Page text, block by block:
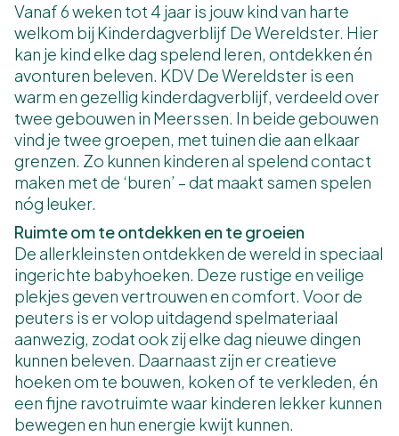
Vanaf 6 weken tot 4 jaar is jouw kind van harte
welkom bij Kinderdagverblijf De Wereldster. Hier
kan je kind elke dag spelend leren, ontdekken én
avonturen beleven. KDV De Wereldster is een
warm en gezellig kinderdagverblijf, verdeeld over
twee gebouwen in Meerssen. In beide gebouwen
vind je twee groepen, met tuinen die aan elkaar
grenzen. Zo kunnen kinderen al spelend contact
maken met de ‘buren’ – dat maakt samen spelen
nóg leuker.
Ruimte om te ontdekken en te groeien
De allerkleinsten ontdekken de wereld in speciaal
ingerichte babyhoeken. Deze rustige en veilige
plekjes geven vertrouwen en comfort. Voor de
peuters is er volop uitdagend spelmateriaal
aanwezig, zodat ook zij elke dag nieuwe dingen
kunnen beleven. Daarnaast zijn er creatieve
hoeken om te bouwen, koken of te verkleden, én
een fijne ravotruimte waar kinderen lekker kunnen
bewegen en hun energie kwijt kunnen.